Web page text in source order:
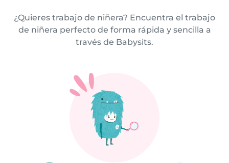
¿Quieres trabajo de niñera? Encuentra el trabajo
de niñera perfecto de forma rápida y sencilla a
través de Babysits.